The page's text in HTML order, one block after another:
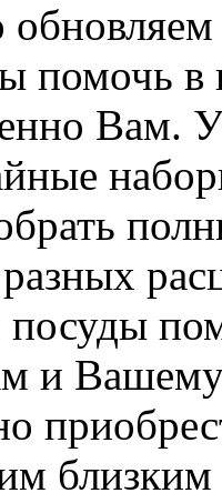
помочь в
Вам.
и
близким